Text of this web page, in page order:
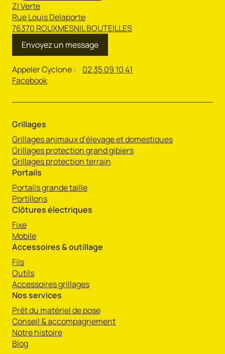
ZI Verte
Rue Louis Delaporte
76370 ROUXMESNIL BOUTEILLES
Envoyez un message
Appeler Cyclone : 02 35 09 10 41
Facebook
Grillages
Grillages animaux d’élevage et domestiques
Grillages protection grand gibiers
Grillages protection terrain
Portails
Portails grande taille
Portillons
Clôtures électriques
Fixe
Mobile
Accessoires & outillage
Fils
Outils
Accessoires grillages
Nos services
Prêt du matériel de pose
Conseil & accompagnement
Notre histoire
Blog